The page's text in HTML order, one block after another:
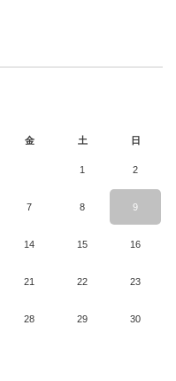
金 土 日
1 2
7 8 9
14 15 16
21 22 23
28 29 30